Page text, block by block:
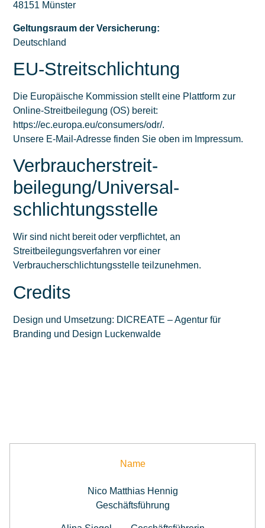
48151 Münster
Geltungsraum der Versicherung:
Deutschland
EU-Streitschlichtung
Die Europäische Kommission stellt eine Plattform zur
Online-Streitbeilegung (OS) bereit:
https://ec.europa.eu/consumers/odr/.
Unsere E-Mail-Adresse finden Sie oben im Impressum.
Verbraucher­streit­
beilegung/Universal­
schlichtungs­stelle
Wir sind nicht bereit oder verpflichtet, an
Streitbeilegungsverfahren vor einer
Verbraucherschlichtungsstelle teilzunehmen.
Credits
Design und Umsetzung: DICREATE – Agentur für
Branding und Design Luckenwalde
Name
Nico Matthias Hennig
Geschäftsführung